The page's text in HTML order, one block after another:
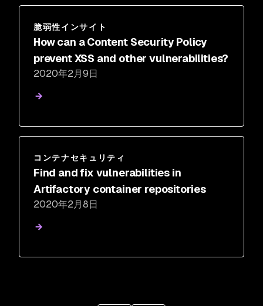
脆弱性インサイト
How can a Content Security Policy
prevent XSS and other vulnerabilities?
2020年2月9日
コンテナセキュリティ
Find and fix vulnerabilities in
Artifactory container repositories
2020年2月8日